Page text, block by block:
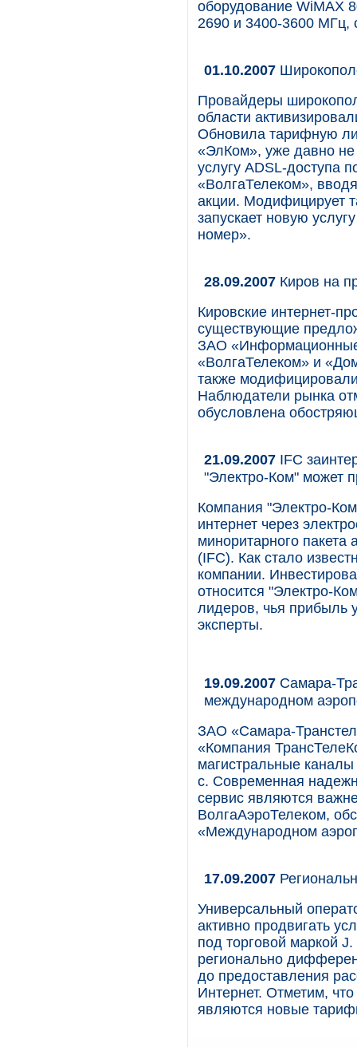
оборудование WiMAX
2690 и 3400-3600
01.10.2007
Провайдеры
области
Обновила тарифную
«ЭлКом», уже давно
услугу ADSL-доступа
«ВолгаТелеком»,
акции. Модифицирует
запускает новую
номер».
28.09.2007 Киров на
Кировские интернет-
существующие
ЗАО
«ВолгаТелеком» и
также
Наблюдатели рынка
обусловлена
21.09.2007 IFC
"Электро-Ком" может
Компания "Электро-
интернет через
миноритарного
(IFC). Как стало
компании.
относится "Электро-
лидеров, чья прибыль
эксперты.
19.09.2007 Cамара-
международном
ЗАО «Самара-
«Компания
магистральные
с. Современная
сервис являются
ВолгаАэроТелеком,
«Международном
17.09.2007
Универсальный
активно продвигать
под торговой маркой
регионально
до предоставления
Интернет. Отметим,
являются новые